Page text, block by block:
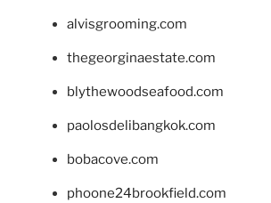
alvisgrooming.com
thegeorginaestate.com
blythewoodseafood.com
paolosdelibangkok.com
bobacove.com
phoone24brookfield.com